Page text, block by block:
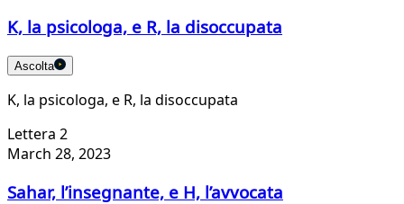
K, la psicologa, e R, la disoccupata
Ascolta
K, la psicologa, e R, la disoccupata
Lettera 2
March 28, 2023
Sahar, l’insegnante, e H, l’avvocata